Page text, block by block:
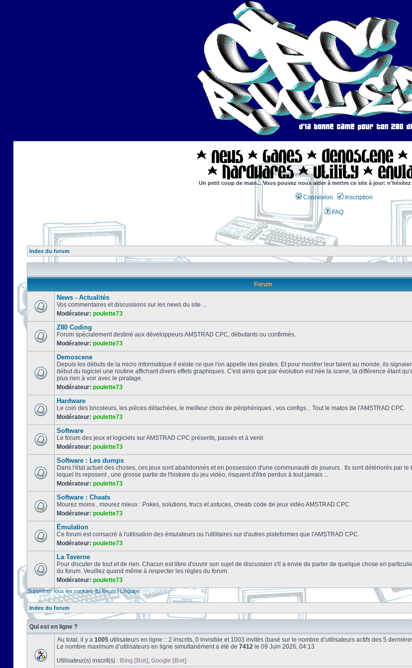
Un petit coup de main... Vous pouvez nous aider à mettre ce site à jour: n'hésitez
Connexion Inscription
FAQ
Index du forum
Forum
News - Actualités
Vos commentaires et discussions sur les news du site ...
Modérateur: poulette73
Z80 Coding
Forum spécialement destiné aux développeurs AMSTRAD CPC, débutants ou confirmés.
Modérateur: poulette73
Demoscene
Depuis les débuts de la micro informatique il existe ce que l'on appelle des pirates. Et pour montrer leur talent au monde, ils
début du logiciel une routine affichant divers effets graphiques. C'est ainsi que par évolution est née la scene, la différence étant
plus rien à voir avec le piratage.
Modérateur: poulette73
Hardware
Le coin des bricoleurs, les pièces détachées, le meilleur choix de périphériques , vos configs... Tout le matos de l'AMSTRAD CPC.
Modérateur: poulette73
Software
Le forum des jeux et logiciels sur AMSTRAD CPC présents, passés et à venir.
Modérateur: poulette73
Software : Les dumps
Dans l'état actuel des choses, ces jeux sont abandonnés et en possession d'une communauté de joueurs . Ils sont détériorés par le
lequel ils reposent , une grosse partie de l'histoire du jeu vidéo, risquent d'être perdus à tout jamais ...
Modérateur: poulette73
Software : Cheats
Mourez moins , mourez mieux : Pokes, solutions, trucs et astuces, cheats code de jeux vidéo AMSTRAD CPC
Modérateur: poulette73
Émulation
Ce forum est consacré à l'utilisation des émulateurs ou l'utilitaires sur d'autres plateformes que l'AMSTRAD CPC.
Modérateur: poulette73
La Taverne
Pour discuter de tout et de rien. Chacun est libre d'ouvrir son sujet de discussion s'il a envie de parler de quelque chose en
du forum. Veuillez quand même à respecter les règles du forum.
Modérateur: poulette73
Supprimer tous les cookies du forum|L’équipe
Index du forum
Qui est en ligne ?
Au total, il y a 1005 utilisateurs en ligne :: 2 inscrits, 0 invisible et 1003 invités (basé sur le nombre d’utilisateurs actifs des 5
Le nombre maximum d’utilisateurs en ligne simultanément a été de 7412 le 09 Juin 2026, 04:13
Utilisateur(s) inscrit(s) : Bing [Bot] , Google [Bot]